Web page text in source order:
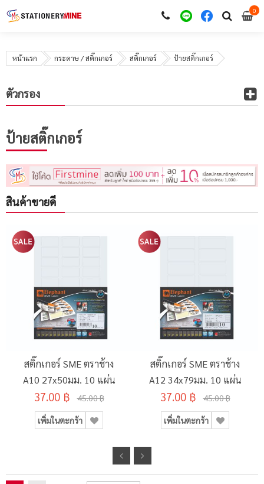
00
หน้าแรก กระดาษ / สติ๊กเกอร์ สติ๊กเกอร์ ป้ายสติ๊กเกอร์
ป้ายสติ๊กเกอร์
สินค้าขายดี
สติ๊กเกอร์ SME ตราช้าง
A10 27x50มม. 10 แผ่น
37.00 ฿ 45.00 ฿
เพิ่มในตะกร้า
สติ๊กเกอร์ SME ตราช้าง
A12 34x79มม. 10 แผ่น
37.00 ฿ 45.00 ฿
เพิ่มในตะกร้า
ตัวกรอง